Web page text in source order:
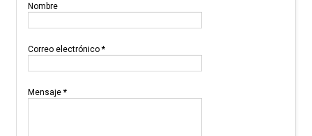
Nombre
Correo electrónico *
Mensaje *